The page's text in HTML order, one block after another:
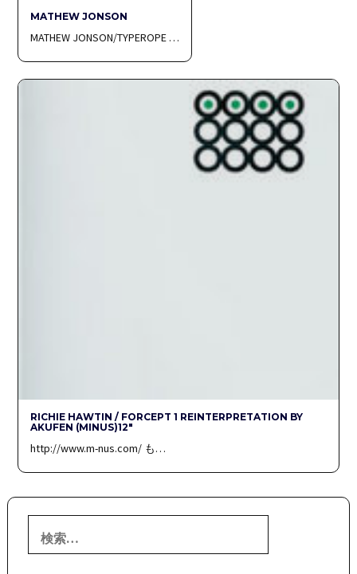
MATHEW JONSON
MATHEW JONSON/TYPEROPE …
RICHIE HAWTIN / FORCEPT 1 REINTERPRETATION BY
AKUFEN (MINUS)12″
http://www.m-nus.com/ も…
索: